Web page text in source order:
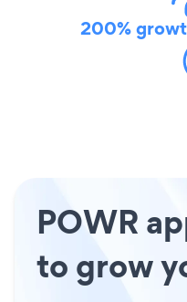
200%
POWR
to grow